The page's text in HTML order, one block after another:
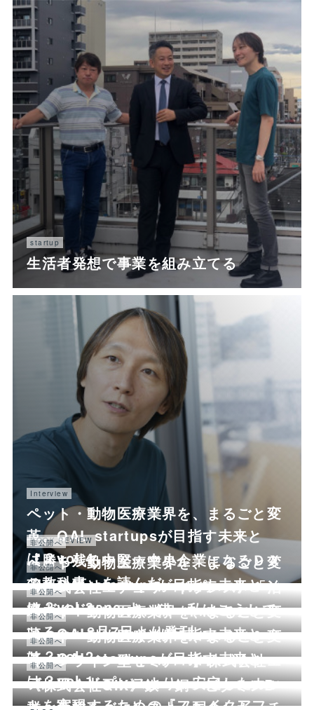
startup
生活者発想で事業を組み立てる
Interview
ペット・動物医療業界を、まるごと変
革。QAL startupsが目指す未来と
は？vol.4
BOOK REVIEW
『勝ち残る中堅・中小企業になるＤＸ
の教科書』を読んだ
非公開へ
ペット・動物医療業界を、まるごと変
革。QAL startupsが目指す未来と
は？vol.3
非公開へ
《株式会社エデュワードプレス》「治
療ガイド2020 犬、猫～私はこうして
いる～」8月7日より発刊
非公開へ
ペット・動物医療業界を、まるごと変
革。QAL startupsが目指す未来と
は？vol.2
非公開へ
ペット・動物医療業界を、まるごと変
革。QAL startupsが目指す未来と
は？vol.1
非公開へ
【オンライン型セミナー】株式会社エ
デュワードプレスより、安定したカッ
トを実現するための『フェイクアフ…
非公開へ
《株式会社QIX》鉄・銅・ビタミンB